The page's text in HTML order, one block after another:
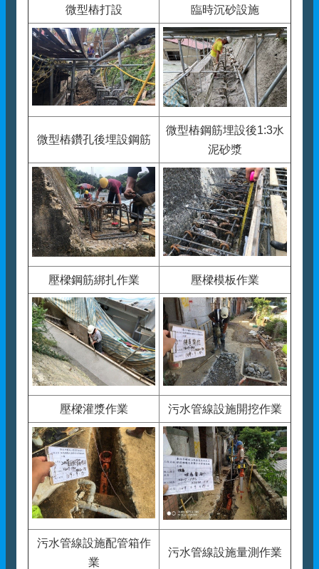
微型樁打設 臨時沉砂設施
微型樁鑽孔後埋設鋼筋
微型樁鋼筋埋設後1:3水
泥砂漿
壓樑鋼筋綁扎作業 壓樑模板作業
壓樑灌漿作業 污水管線設施開挖作業
污水管線設施配管箱作
業
污水管線設施量測作業